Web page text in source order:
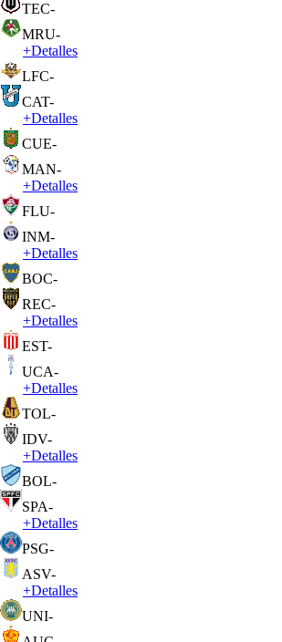
TEC-
MRU-
+Detalles
LFC-
CAT-
+Detalles
CUE-
MAN-
+Detalles
FLU-
INM-
+Detalles
BOC-
REC-
+Detalles
EST-
UCA-
+Detalles
TOL-
IDV-
+Detalles
BOL-
SPA-
+Detalles
PSG-
ASV-
+Detalles
UNI-